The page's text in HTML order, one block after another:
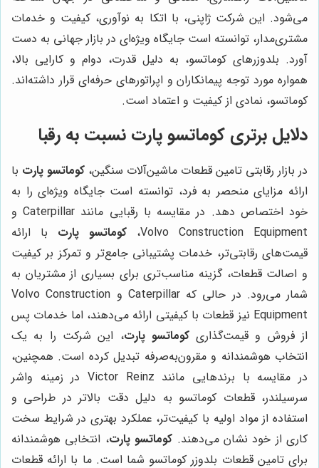
می‌شود. این شرکت ژاپنی، با اتکا به نوآوری، کیفیت و خدمات
مشتری‌مدار، توانسته است جایگاه ویژه‌ای در بازار جهانی به دست
آورد. بلدوزرهای کوماتسو، به دلیل قدرت، دوام و کارایی بالا،
همواره مورد توجه پیمانکاران و اپراتورهای حرفه‌ای قرار داشته‌اند.
کوماتسو، نمادی از کیفیت و اعتماد است.
دلایل برتری کوماتسو پارت نسبت به رقبا
در بازار رقابتی تامین قطعات ماشین‌آلات سنگین، کوماتسو پارت با
ارائه مزایای منحصر به فرد، توانسته است جایگاه ویژه‌ای را به
خود اختصاص دهد. در مقایسه با رقبایی مانند Caterpillar و
Volvo Construction Equipment،
کوماتسو پارت با ارائه
قیمت‌های رقابتی‌تر، خدمات پشتیبانی جامع‌تر و تمرکز بر کیفیت
و اصالت قطعات، گزینه مناسب‌تری برای بسیاری از مشتریان به
شمار می‌رود. در حالی که Caterpillar و Volvo Construction
Equipment نیز قطعات با کیفیتی ارائه می‌دهند، اما خدمات پس
از فروش و قیمت‌گذاریکوماتسو پارت، این شرکت را به یک
انتخاب هوشمندانه و مقرون‌به‌صرفه تبدیل کرده است. همچنین،
در مقایسه با برندهایی مانند Victor Reinz در زمینه واشر
سرسیلندر، قطعات کوماتسو به دلیل دقت بالاتر در طراحی و
استفاده از مواد اولیه با کیفیت‌تر، عملکرد بهتری در شرایط سخت
کاری از خود نشان می‌دهند. کوماتسو پارت، انتخابی هوشمندانه
برای تامین قطعات بلدوزر کوماتسو شما است. ما با ارائه قطعات